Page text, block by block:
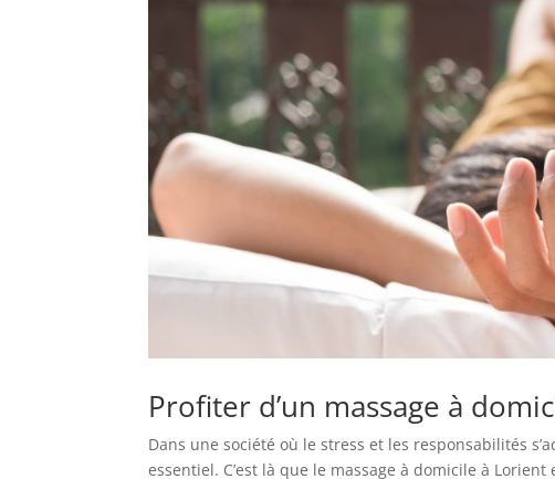
Profiter d’un massage à
Dans une société où le stress et les responsabilités
essentiel. C’est là que le massage à domicile à